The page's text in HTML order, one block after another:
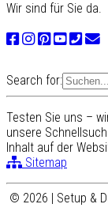
Wir sind für Sie da.
Search for:
Testen Sie uns –
unsere
Inhalt auf der
Sitemap
© 2026 | Setup &